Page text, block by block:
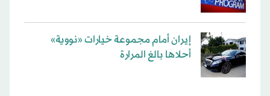
إيران أمام مجموعة خيارات «نووية»
أحلاها بالغ المرارة